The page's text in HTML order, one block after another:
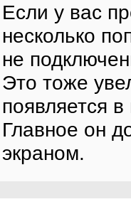
Если у вас
несколько
не
Это тоже
появляется в
Главное он
экраном.